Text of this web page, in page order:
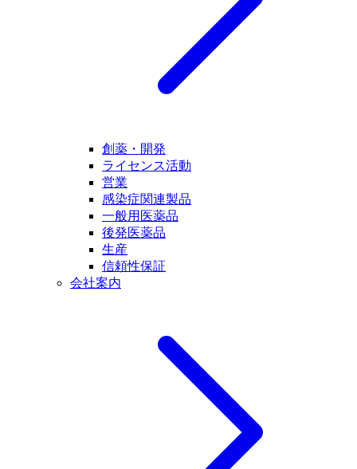
創薬・開発
ライセンス活動
営業
感染症関連製品
一般用医薬品
後発医薬品
生産
信頼性保証
会社案内